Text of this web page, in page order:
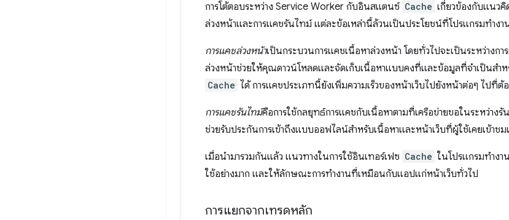
การโต้ตอบระหว่าง Service Worker กับอินสแตนซ์ Cache เกี่ยวข้องกับแนว
ล่วงหน้าและการแคชรันไทม์ แต่ละข้อเหล่านี้ล้วนเป็นประโยชน์ที่โปรแกรมทำงา
การแคชล่วงหน้าเป็นกระบวนการแคชเนื้อหาล่วงหน้า โดยทั่วไปจะเป็นระหว่างก
ล่วงหน้าช่วยให้คุณดาวน์โหลดและจัดเก็บเนื้อหาแบบคงที่และข้อมูลที่จำเป็นสำ
Cache ได้ การแคชประเภทนี้ยังเพิ่มความเร็วของหน้าเว็บไปยังหน้าต่อๆ ไปที่ต้
การแคชรันไทม์คือการใช้กลยุทธ์การแคชกับเนื้อหาตามที่เครือข่ายขอในระหว่าง
ช่วยรับประกันการเข้าถึงแบบออฟไลน์สำหรับเนื้อหาและหน้าเว็บที่ผู้ใช้เคยเข้าชม
เมื่อนำมารวมกันแล้ว แนวทางในการใช้อินเทอร์เฟซ Cache ในโปรแกรมทำง
ใช้อย่างมาก และให้ลักษณะการทำงานที่เหมือนกับแอปแก่หน้าเว็บทั่วไป
การแยกจากเทรดหลัก